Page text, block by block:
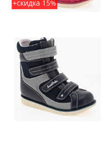
+скидка 15%